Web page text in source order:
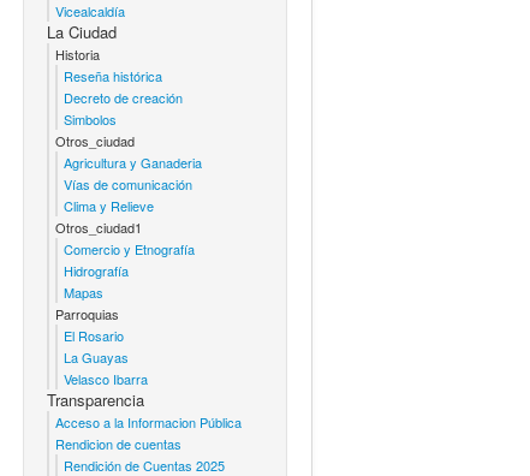
Vicealcaldía
La Ciudad
Historia
Reseña histórica
Decreto de creación
Simbolos
Otros_ciudad
Agricultura y Ganaderia
Vías de comunicación
Clima y Relieve
Otros_ciudad1
Comercio y Etnografía
Hidrografía
Mapas
Parroquias
El Rosario
La Guayas
Velasco Ibarra
Transparencia
Acceso a la Informacion Pública
Rendicion de cuentas
Rendición de Cuentas 2025